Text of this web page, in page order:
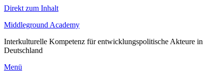
Direkt zum Inhalt
Middleground Academy
Interkulturelle Kompetenz für entwicklungspolitische Akteure in
Deutschland
Menü